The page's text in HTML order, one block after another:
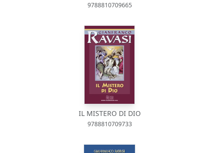
9788810709665
IL MISTERO DI DIO
9788810709733